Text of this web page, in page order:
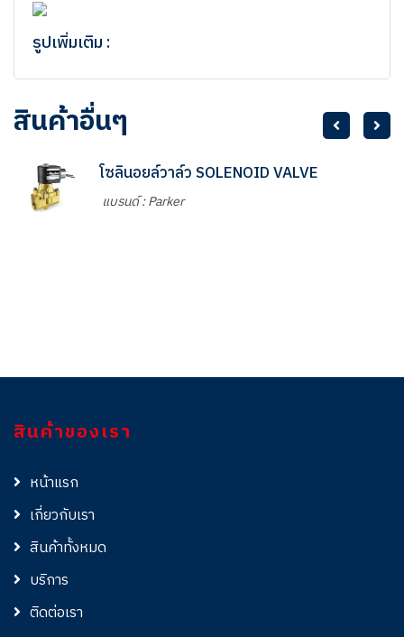
รูปเพิ่มเติม :
สินค้าอื่นๆ
โซลินอยล์วาล์ว SOLENOID VALVE
แบรนด์ : Parker
สินค้าของเรา
หน้าแรก
เกี่ยวกับเรา
สินค้าทั้งหมด
บริการ
ติดต่อเรา